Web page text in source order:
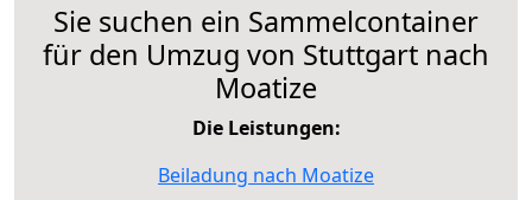
Sie suchen ein Sammelcontainer
für den Umzug von Stuttgart nach
Moatize
Die Leistungen:
Beiladung nach Moatize